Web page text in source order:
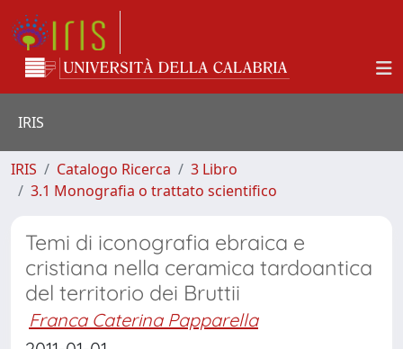
IRIS
IRIS Catalogo Ricerca
3 Libro
3.1 Monografia o trattato scientifico
Temi di iconografia ebraica e
cristiana nella ceramica tardoantica
del territorio dei Bruttii
Franca Caterina Papparella